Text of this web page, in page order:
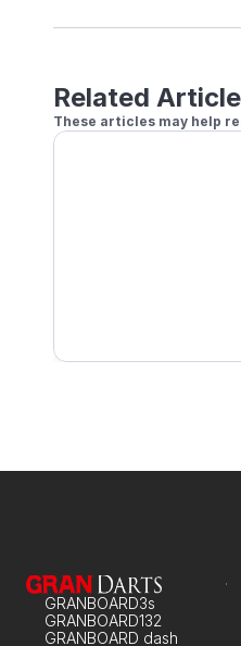
Related
These articles may help
GRANBOARD3s
GRANBOARD132
GRANBOARD dash